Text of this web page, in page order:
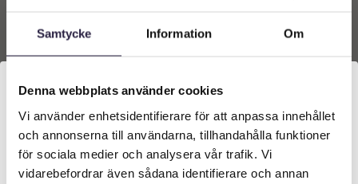
Samtycke Information Om
Denna webbplats använder cookies
Vi använder enhetsidentifierare för att anpassa innehållet
och annonserna till användarna, tillhandahålla funktioner
för sociala medier och analysera vår trafik. Vi
vidarebefordrar även sådana identifierare och annan
Matta
Välkommen till Webflower
Vilken typ av kund är du? Du kan alltid justera ditt val
längst upp på sidan.